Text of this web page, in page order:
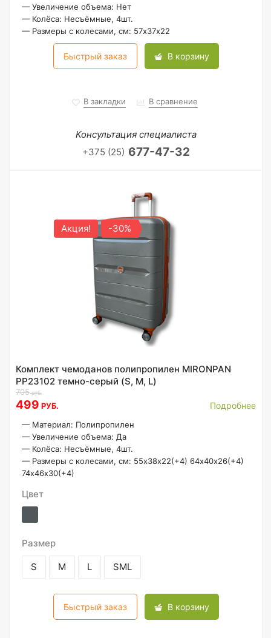
— Увеличение объема: Нет
— Колёса: Несъёмные, 4шт.
— Размеры с колесами, см: 57х37х22
Быстрый заказ В корзину
В закладки В сравнение
Консультация специалиста
+375 (25) 677-47-32
Акция! -30%
Комплект чемоданов полипропилен MIRONPAN
PP23102 темно-серый (S, M, L)
705руб.
499 РУБ. Подробнее
— Материал: Полипропилен
— Увеличение объема: Да
— Колёса: Несъёмные, 4шт.
— Размеры с колесами, см: 55х38х22(+4) 64х40х26(+4)
74х46х30(+4)
Цвет
Размер
S M L SML
Быстрый заказ В корзину